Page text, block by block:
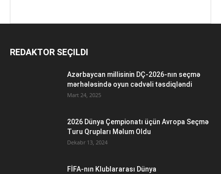
REDAKTOR SEÇILDI
Azərbaycan millisinin DÇ-2026-nın seçmə
mərhələsində oyun cədvəli təsdiqləndi
Mart 24, 2025
2026 Dünya Çempionatı üçün Avropa Seçmə
Turu Qrupları Məlum Oldu
Dekabr 13, 2024
FİFA-nın Klublararası Dünya